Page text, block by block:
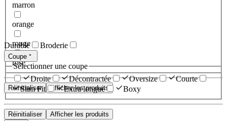
marron
orange
rouge
rose
Réinitialiser Afficher les produits
Durable Broderie
Coupe
Sélectionner une coupe
Droite
Décontractée Oversize
Courte
Slim Fit
Extra longue Boxy
Réinitialiser
Afficher les produits